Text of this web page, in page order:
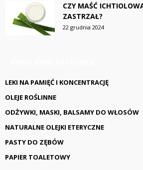
CZY MAŚĆ
ZASTRZAŁ?
22 grudnia 2024
LEKI NA PAMIĘĆ I KONCENTRACJĘ
OLEJE ROŚLINNE
ODŻYWKI, MASKI, BALSAMY DO WŁOSÓW
NATURALNE OLEJKI ETERYCZNE
PASTY DO ZĘBÓW
PAPIER TOALETOWY